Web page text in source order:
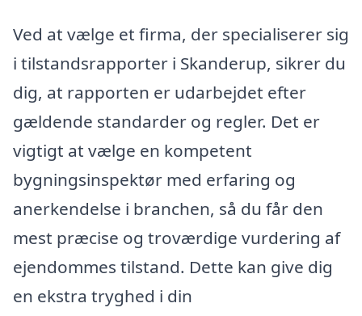
Ved at vælge et firma, der specialiserer sig
i tilstandsrapporter i Skanderup, sikrer du
dig, at rapporten er udarbejdet efter
gældende standarder og regler. Det er
vigtigt at vælge en kompetent
bygningsinspektør med erfaring og
anerkendelse i branchen, så du får den
mest præcise og troværdige vurdering af
ejendommes tilstand. Dette kan give dig
en ekstra tryghed i din